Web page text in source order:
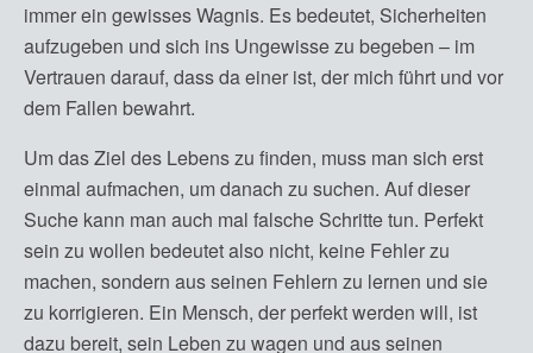
immer ein gewisses Wagnis. Es bedeutet, Sicherheiten
aufzugeben und sich ins Ungewisse zu begeben – im
Vertrauen darauf, dass da einer ist, der mich führt und vor
dem Fallen bewahrt.
Um das Ziel des Lebens zu finden, muss man sich erst
einmal aufmachen, um danach zu suchen. Auf dieser
Suche kann man auch mal falsche Schritte tun. Perfekt
sein zu wollen bedeutet also nicht, keine Fehler zu
machen, sondern aus seinen Fehlern zu lernen und sie
zu korrigieren. Ein Mensch, der perfekt werden will, ist
dazu bereit, sein Leben zu wagen und aus seinen